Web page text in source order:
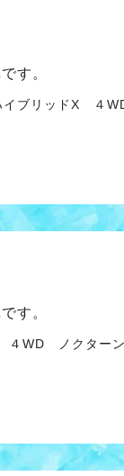
す。
ブリッドX ４
す。
WD ノクターン